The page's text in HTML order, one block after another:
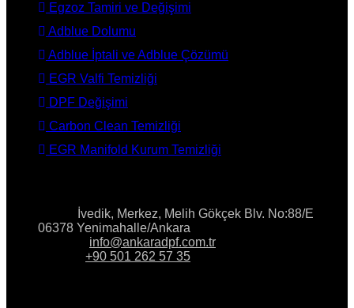
Egzoz Tamiri ve Değişimi
Adblue Dolumu
Adblue İptali ve Adblue Çözümü
EGR Valfi Temizliği
DPF Değişimi
Carbon Clean Temizliği
EGR Manifold Kurum Temizliği
İvedik, Merkez, Melih Gökçek Blv. No:88/E
06378 Yenimahalle/Ankara
info@ankaradpf.com.tr
+90 501 262 57 35